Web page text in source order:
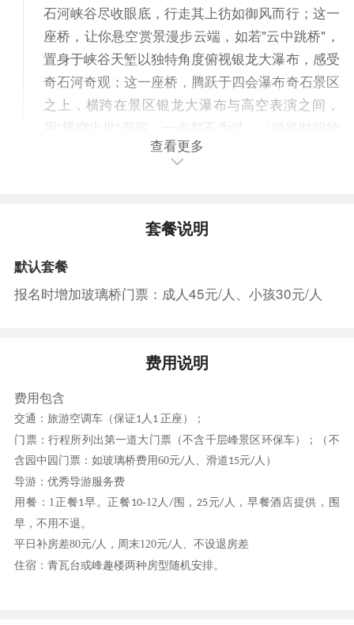
石河峡谷尽收眼底，行走其上彷如御风而行；这一
座桥，让你悬空赏景漫步云端，如若"云中跳桥"，
置身于峡谷天堑以独特角度俯视银龙大瀑布，感受
奇石河奇观；这一座桥，腾跃于四会瀑布奇石景区
之上，横跨在景区银龙大瀑布与高空表演之间，
用“横空出世”形容，一点都不为过。（游览时间约
2小时、午餐自理建议自备干粮）
14：00-17：00前往入住封开景区特色生态酒
山绿水间，是一座以生态景观为主题的度假酒店。
餐饮
早餐：自理
中餐：自理
晚餐：有
(汽车)
早餐后游【溶洞•梦多奇】（游览时间约2小时）参
观，以双龙洞为主体，白石岩构建成一个新颖的现
代主题溶洞，突出“梦幻、多彩、神奇”，设梦幻风
车谷、阿里巴巴传奇、海底龙宫、魔幻影画戏、长
乐舞坊等七大主题区，重新改写石灰岩洞穴传统印
象。“梦多奇”为国内最独特、最时尚、最有魅力、
最具体验价值的娱乐型旅游主题溶洞。。景区以石
查看更多
套餐说明
默认套餐
报名时增加玻璃桥门票：成人45元/人、小孩30元/人
费用说明
费用包含
交通：旅游空调车（保证1人 1正座）；
门票：行程所列出第一道大门票（不含千层峰景区环保车）；
（ 不
含 园中园 门票 ：如玻璃桥费用60元/人、滑道15元/人 ）
导游：优秀导游服务费
用餐： 1 正餐1早。正餐 10-12人 /围， 25元/人，早餐酒店提供，围
早，不用不退。
平日补房差80元/人， 周末120元/人、不设退房差
住宿：青瓦台或峰趣楼两种房型随机安排。